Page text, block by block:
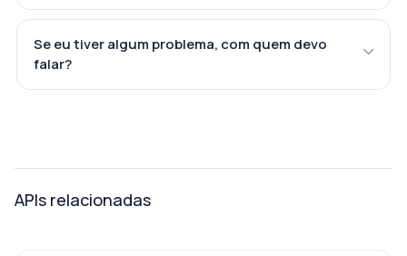
Se eu tiver algum problema, com quem devo
falar?
APIs relacionadas